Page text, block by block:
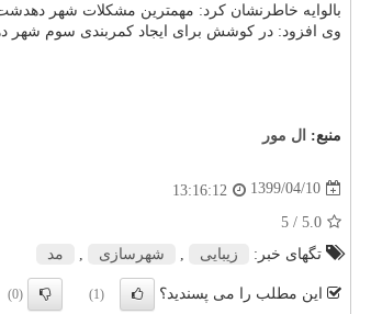
بالوایه خاطرنشان کرد: مهمترین مشکلات شهر
وی افزود: در کوشش برای ایجاد کمربندی سوم شهر
منبع: ال مور
1399/04/10
13:16:12
5.0
/ 5
تگهای خبر:
زیبایی شهرسازی مد
این مطلب را می پسندید؟ (1)
(0)